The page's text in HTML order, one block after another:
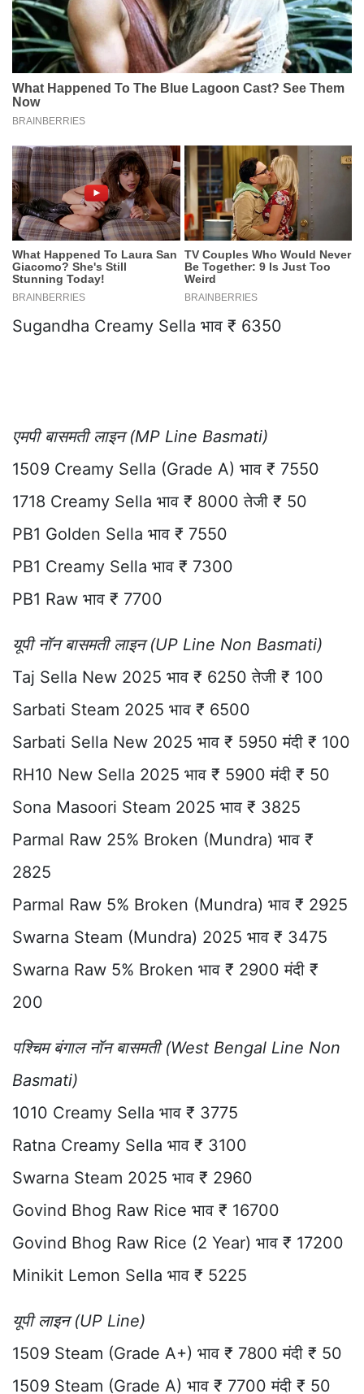
Sugandha Creamy Sella भाव ₹ 6350
एमपी बासमती लाइन (MP Line Basmati)
1509 Creamy Sella (Grade A) भाव ₹ 7550
1718 Creamy Sella भाव ₹ 8000 तेजी ₹ 50
PB1 Golden Sella भाव ₹ 7550
PB1 Creamy Sella भाव ₹ 7300
PB1 Raw भाव ₹ 7700
यूपी नॉन बासमती लाइन (UP Line Non Basmati)
Taj Sella New 2025 भाव ₹ 6250 तेजी ₹ 100
Sarbati Steam 2025 भाव ₹ 6500
Sarbati Sella New 2025 भाव ₹ 5950 मंदी ₹ 100
RH10 New Sella 2025 भाव ₹ 5900 मंदी ₹ 50
Sona Masoori Steam 2025 भाव ₹ 3825
Parmal Raw 25% Broken (Mundra) भाव ₹
2825
Parmal Raw 5% Broken (Mundra) भाव ₹ 2925
Swarna Steam (Mundra) 2025 भाव ₹ 3475
Swarna Raw 5% Broken भाव ₹ 2900 मंदी ₹
200
पश्चिम बंगाल नॉन बासमती (West Bengal Line Non
Basmati)
1010 Creamy Sella भाव ₹ 3775
Ratna Creamy Sella भाव ₹ 3100
Swarna Steam 2025 भाव ₹ 2960
Govind Bhog Raw Rice भाव ₹ 16700
Govind Bhog Raw Rice (2 Year) भाव ₹ 17200
Minikit Lemon Sella भाव ₹ 5225
यूपी लाइन (UP Line)
1509 Steam (Grade A+) भाव ₹ 7800 मंदी ₹ 50
1509 Steam (Grade A) भाव ₹ 7700 मंदी ₹ 50